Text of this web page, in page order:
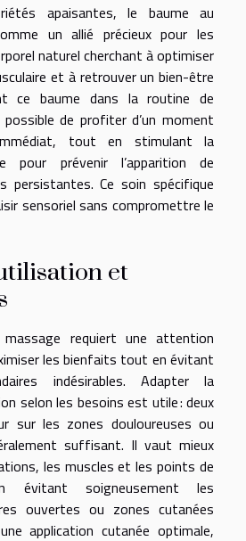
apaisantes, le baume au
un allié précieux pour les
naturel cherchant à optimiser
et à retrouver un bien-être
ce baume dans la routine de
de profiter d’un moment
tout en stimulant la
pour prévenir l’apparition de
persistantes. Ce soin spécifique
sensoriel sans compromettre le
et
massage requiert une attention
les bienfaits tout en évitant
indésirables. Adapter la
selon les besoins est utile : deux
sur les zones douloureuses ou
suffisant. Il vaut mieux
les muscles et les points de
évitant soigneusement les
ouvertes ou zones cutanées
application cutanée optimale,